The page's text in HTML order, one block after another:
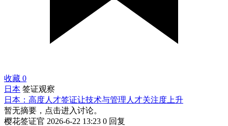
收藏 0
日本 签证观察
日本：高度人才签证让技术与管理人才关注度上升
暂无摘要，点击进入讨论。
樱花签证官 2026-6-22 13:23 0 回复